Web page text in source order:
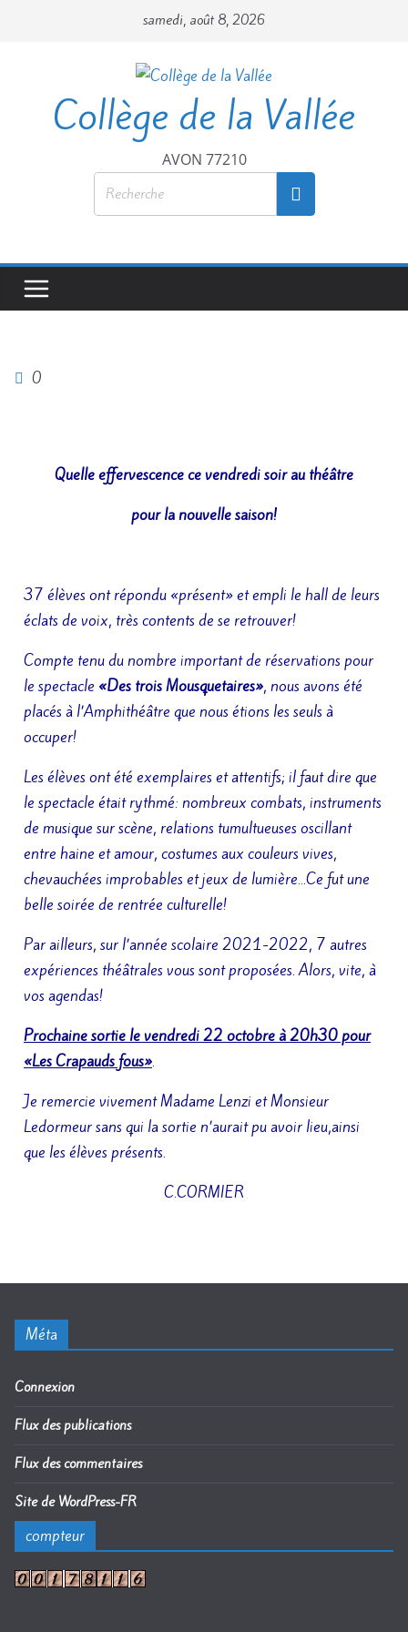
samedi, août 8, 2026
Collège de la Vallée
AVON 77210
0
Quelle effervescence ce vendredi soir au théâtre
pour la nouvelle saison!
37 élèves ont répondu «présent» et empli le hall de leurs
éclats de voix, très contents de se retrouver!
Compte tenu du nombre important de réservations pour
le spectacle «Des trois Mousquetaires», nous avons été
placés à l’Amphithéâtre que nous étions les seuls à
occuper!
Les élèves ont été exemplaires et attentifs; il faut dire que
le spectacle était rythmé: nombreux combats, instruments
de musique sur scène, relations tumultueuses oscillant
entre haine et amour, costumes aux couleurs vives,
chevauchées improbables et jeux de lumière…Ce fut une
belle soirée de rentrée culturelle!
Par ailleurs, sur l’année scolaire 2021-2022, 7 autres
expériences théâtrales vous sont proposées. Alors, vite, à
vos agendas!
Prochaine sortie le vendredi 22 octobre à 20h30 pour
«Les Crapauds fous».
Je remercie vivement Madame Lenzi et Monsieur
Ledormeur sans qui la sortie n’aurait pu avoir lieu,ainsi
que les élèves présents.
C.CORMIER
Méta
Connexion
Flux des publications
Flux des commentaires
Site de WordPress-FR
compteur